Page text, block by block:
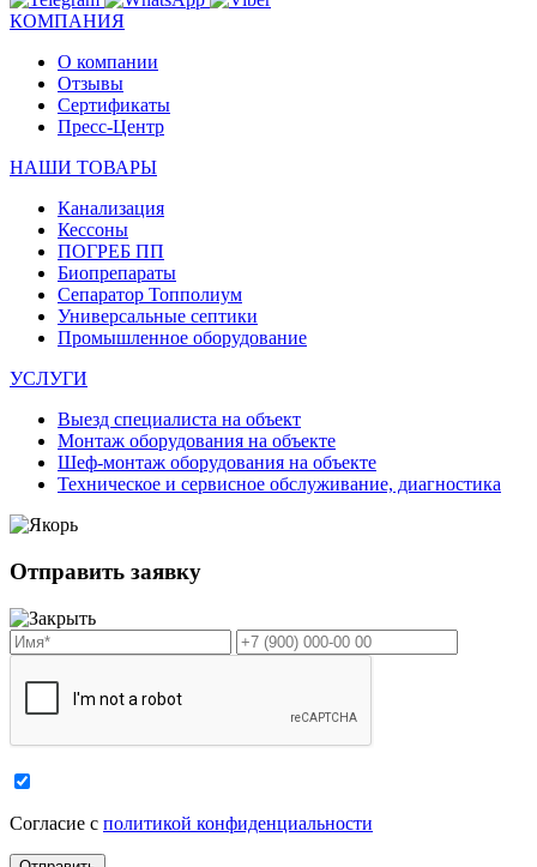
КОМПАНИЯ
О компании
Отзывы
Сертификаты
Пресс-Центр
НАШИ ТОВАРЫ
Канализация
Кессоны
ПОГРЕБ ПП
Биопрепараты
Сепаратор Топполиум
Универсальные септики
Промышленное оборудование
УСЛУГИ
Выезд специалиста на объект
Монтаж оборудования на объекте
Шеф-монтаж оборудования на объекте
Техническое и сервисное обслуживание, диагностика
Отправить заявку
Cогласие с политикой конфиденциальности